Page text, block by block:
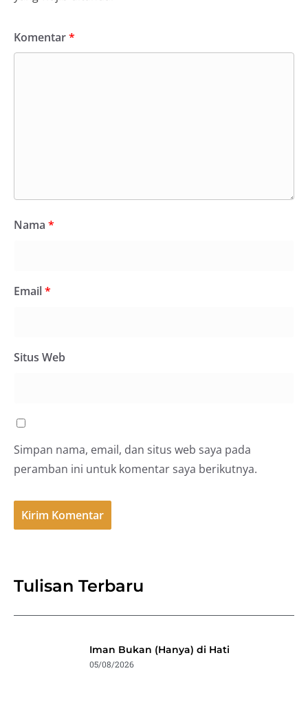
Komentar*
Nama *
Email*
Situs Web
Simpan nama, email, dan situs web saya pada
peramban ini untuk komentar saya berikutnya.
Tulisan Terbaru
Iman Bukan (Hanya) di Hati
05/08/2026